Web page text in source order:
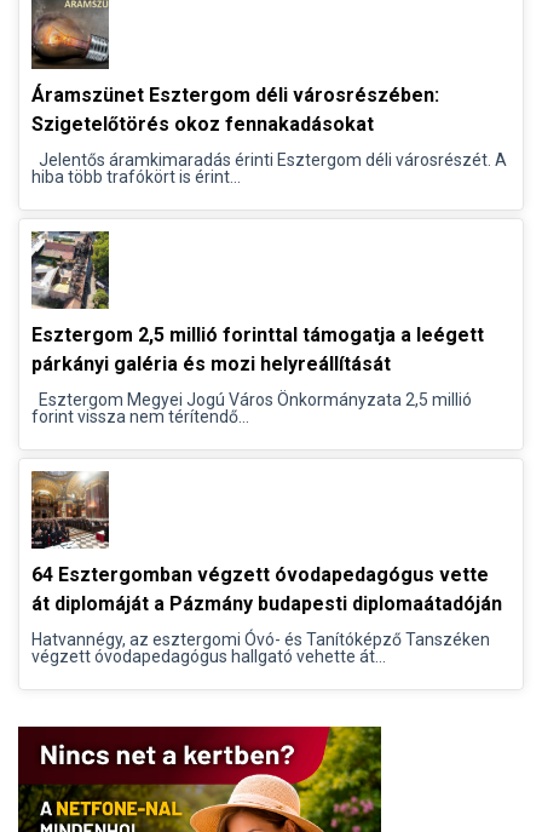
Áramszünet Esztergom déli városrészében:
Szigetelőtörés okoz fennakadásokat
Jelentős áramkimaradás érinti Esztergom déli városrészét. A
hiba több trafókört is érint...
Esztergom 2,5 millió forinttal támogatja a leégett
párkányi galéria és mozi helyreállítását
Esztergom Megyei Jogú Város Önkormányzata 2,5 millió
forint vissza nem térítendő...
64 Esztergomban végzett óvodapedagógus vette
át diplomáját a Pázmány budapesti diplomaátadóján
Hatvannégy, az esztergomi Óvó- és Tanítóképző Tanszéken
végzett óvodapedagógus hallgató vehette át...